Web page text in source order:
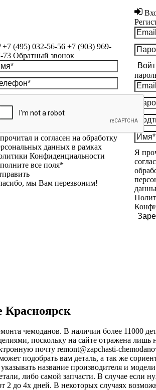
+7 (495) 032-56-56 +7 (903) 969-
73 Обратный звонок
и согласен на обработку
данных в рамках
Конфиденциальности
все поля*
мы Вам перезвоним!
Я
Красноярск
чемоданов. В наличии более 11000
поскольку на сайте отражена лишь
почту remont@zapchasti-
подобрать вам деталь, а так же
название производителя и
либо самой запчасти. В случае если
2 до 4х дней. В некоторых случаях